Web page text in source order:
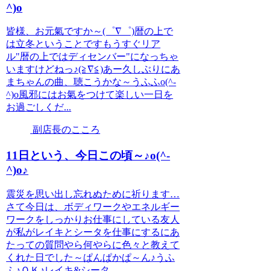
^)o
皆様、お元氣ですか～(゜∇゜)暦の上で
は立冬ということですもうすぐリア
ル"暦の上ではディセンバー"になっちゃ
いますけどねっ♪(≧∇≦)あー久しぶりにあ
まちゃんの曲、聴こうかな～うふふo(^-
^)o風邪にはお氣をつけて楽しい一日を
お過ごしくだ...
副店長のこころ
11日という、今日この頃～♪o(^-
^)o♪
震災を思い出し忘れぬために祈ります…
さて今日は、ボディワークやエネルギー
ワークをしっかりお仕事にしている友人
が私がレイキとシータを仕事にするにあ
たっての質問やら何やらに色々と教えて
くれた日でした～ぱんぱかぱ～ん♪うふ